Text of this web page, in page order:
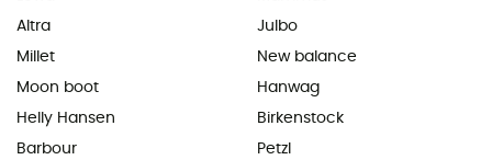
Altra
Millet
Moon boot
Helly Hansen
Barbour
Julbo
New balance
Hanwag
Birkenstock
Petzl